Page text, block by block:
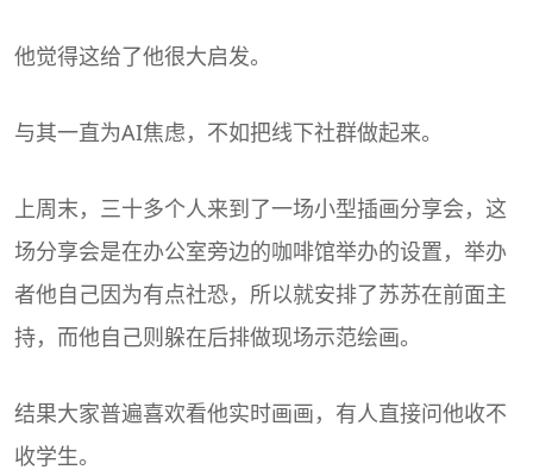
他觉得这给了他很大启发。
与其一直为AI焦虑，不如把线下社群做起来。
上周末，三十多个人来到了一场小型插画分享会，这
场分享会是在办公室旁边的咖啡馆举办的设置，举办
者他自己因为有点社恐，所以就安排了苏苏在前面主
持，而他自己则躲在后排做现场示范绘画。
结果大家普遍喜欢看他实时画画，有人直接问他收不
收学生。